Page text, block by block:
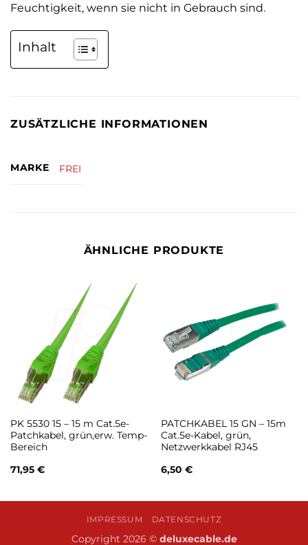
Feuchtigkeit, wenn sie nicht in Gebrauch sind.
Inhalt
ZUSÄTZLICHE INFORMATIONEN
MARKE FREI
ÄHNLICHE PRODUKTE
PK 5530 15 – 15 m Cat.5e-
Patchkabel, grün,erw. Temp-
Bereich
71,95 €
PATCHKABEL 15 GN – 15m
Cat.5e-Kabel, grün,
Netzwerkkabel RJ45
6,50 €
IMPRESSUM DATENSCHUTZ
Copyright 2026 © deluxecable.de